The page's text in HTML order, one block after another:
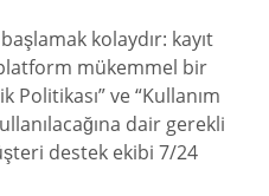
kolaydır: kayıt
mükemmel bir
Politikası” ve “Kullanım
dair gerekli
destek ekibi 7/24